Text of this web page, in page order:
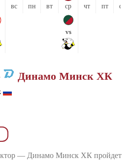
вс пн вт ср
vs
чт пт сб
Динамо Минск ХК
— Динамо Минск ХК пройдет